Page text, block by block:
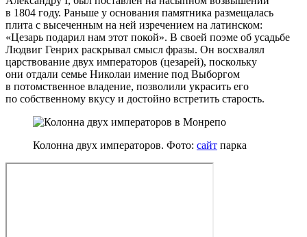
в 1804 году. Раньше у основания памятника размещалась
плита с высеченным на ней изречением на латинском:
«Цезарь подарил нам этот покой». В своей поэме об усадьбе
Людвиг Генрих раскрывал смысл фразы. Он восхвалял
царствование двух императоров (цезарей), поскольку
они отдали семье Николаи имение под Выборгом
в потомственное владение, позволили украсить его
по собственному вкусу и достойно встретить старость.
Колонна двух императоров. Фото: сайт парка